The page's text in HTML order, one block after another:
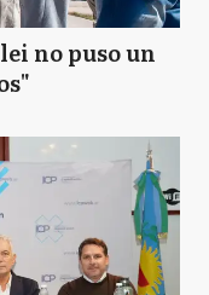
no puso un